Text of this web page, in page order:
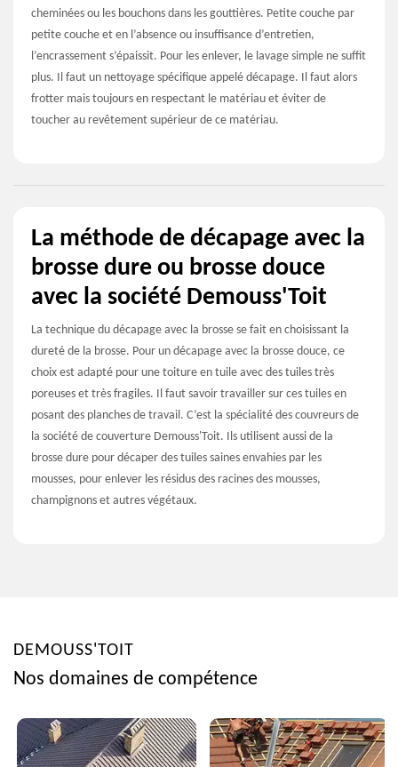
cheminées ou les bouchons dans les gouttières. Petite couche par
petite couche et en l’absence ou insuffisance d’entretien,
l’encrassement s’épaissit. Pour les enlever, le lavage simple ne suffit
plus. Il faut un nettoyage spécifique appelé décapage. Il faut alors
frotter mais toujours en respectant le matériau et éviter de
toucher au revêtement supérieur de ce matériau.
La méthode de décapage avec la
brosse dure ou brosse douce
avec la société Demouss'Toit
La technique du décapage avec la brosse se fait en choisissant la
dureté de la brosse. Pour un décapage avec la brosse douce, ce
choix est adapté pour une toiture en tuile avec des tuiles très
poreuses et très fragiles. Il faut savoir travailler sur ces tuiles en
posant des planches de travail. C’est la spécialité des couvreurs de
la société de couverture Demouss'Toit. Ils utilisent aussi de la
brosse dure pour décaper des tuiles saines envahies par les
mousses, pour enlever les résidus des racines des mousses,
champignons et autres végétaux.
DEMOUSS'TOIT
Nos domaines de compétence